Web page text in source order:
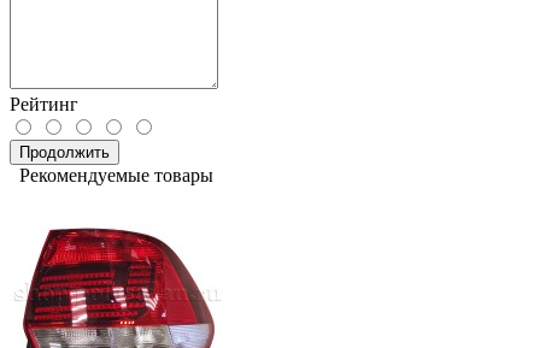
Рейтинг
Продолжить
Рекомендуемые товары